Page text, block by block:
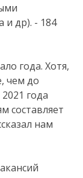
и др). - 184
года. Хотя,
чем до
года
составляет
нам